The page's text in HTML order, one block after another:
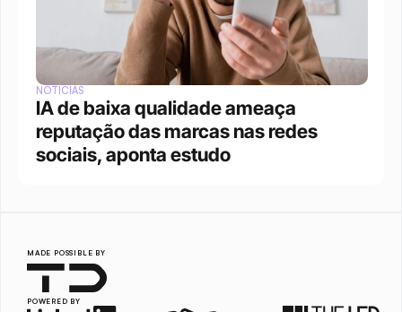
NOTÍCIAS
IA de baixa qualidade ameaça
reputação das marcas nas redes
sociais, aponta estudo
MADE POSSIBLE BY
POWERED BY